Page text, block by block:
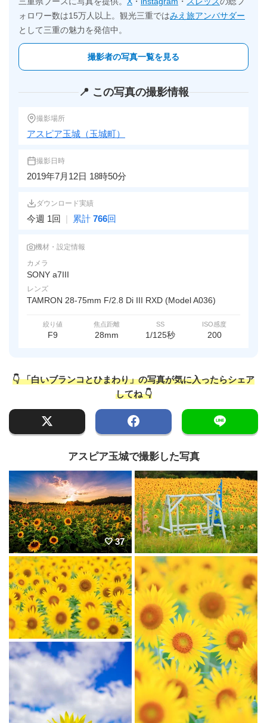
ォロワー数は15万人以上。観光三重ではみえ旅アンバサダー
として三重の魅力を発信中。
撮影者の写真一覧を見る
📍 この写真の撮影情報
撮影場所
アスピア玉城（玉城町）
撮影日時
2019年7月12日 18時50分
ダウンロード実績
今週 1回 | 累計 766回
機材・設定情報
カメラ
SONY a7III
レンズ
TAMRON 28-75mm F/2.8 Di III RXD (Model A036)
絞り値
F9
焦点距離
28mm
SS
1/125秒
ISO感度
200
👇 「白いブランコとひまわり」の写真が気に入ったらシェア
してね 👇
アスピア玉城で撮影した写真
37